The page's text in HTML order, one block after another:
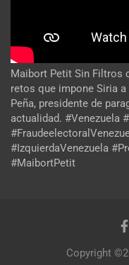
Maibort Petit Sin Filtros
retos que impone Siria
Peña, presidente de
actualidad. #Venezuela
#IzquierdaVenezuela
#MaibortPetit
Copyright